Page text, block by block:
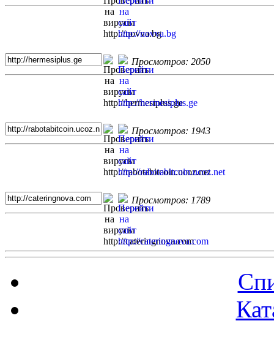
Просмотров: 2050
Просмотров: 1943
Просмотров: 1789